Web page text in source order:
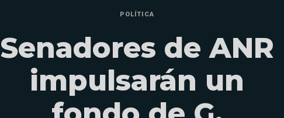
POLÍTICA
Senadores de ANR
impulsarán un